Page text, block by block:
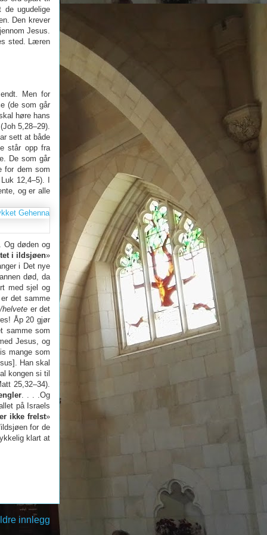
ugudelige
Den krever
Jesus.
sted. Læren
Men for
(de som går
høre hans
5,28–29).
sett at både
står opp fra
De som går
for dem som
12,4–5). I
og er alle
Og døden og
i ildsjøen»
i Det nye
død, da
med sjel og
er det samme
helvete er det
Åp 20 gjør
samme som
Jesus, og
mange som
Han skal
kongen si til
25,32–34).
. . . .Og
på Israels
ikke frelst»
for de
klart at
innlegg